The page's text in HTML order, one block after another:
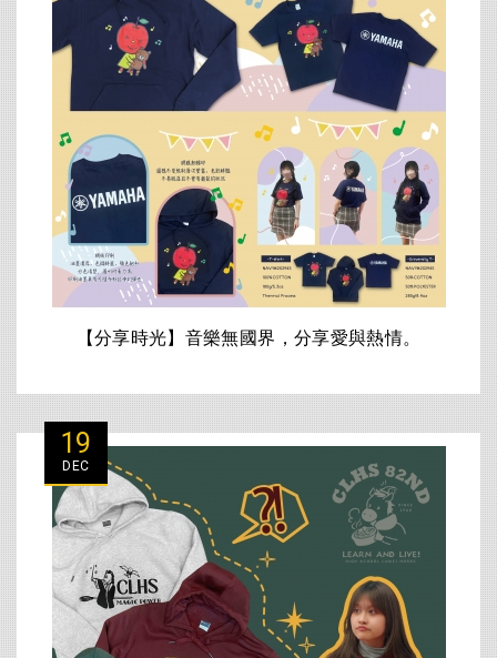
【分享時光】音樂無國界，分享愛與熱情。
19
DEC